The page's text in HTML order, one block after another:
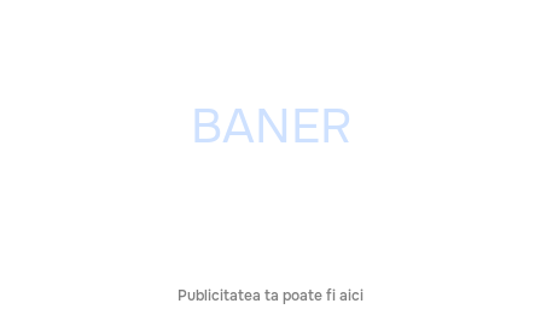
Publicitatea ta poate fi aici